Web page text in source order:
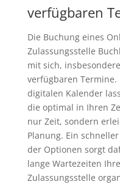
verfügbaren
Die Buchung eines
Zulassungsstelle
mit sich,
verfügbaren
digitalen Kalender
die optimal in Ihren
nur Zeit, sondern
Planung. Ein
der Optionen sorgt
lange Wartezeiten
Zulassungsstelle